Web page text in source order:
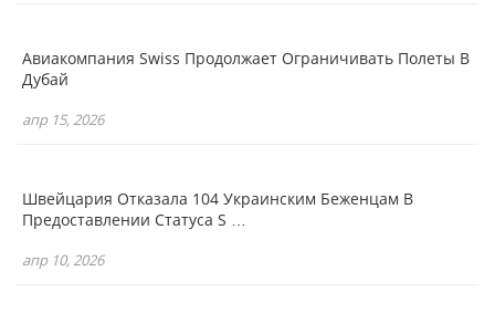
Авиакомпания Swiss Продолжает Ограничивать Полеты В
Дубай
апр 15, 2026
Швейцария Отказала 104 Украинским Беженцам В
Предоставлении Статуса S …
апр 10, 2026